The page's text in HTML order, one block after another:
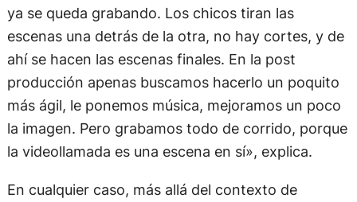
ya se queda grabando. Los chicos tiran las
escenas una detrás de la otra, no hay cortes, y de
ahí se hacen las escenas finales. En la post
producción apenas buscamos hacerlo un poquito
más ágil, le ponemos música, mejoramos un poco
la imagen. Pero grabamos todo de corrido, porque
la videollamada es una escena en sí», explica.
En cualquier caso, más allá del contexto de